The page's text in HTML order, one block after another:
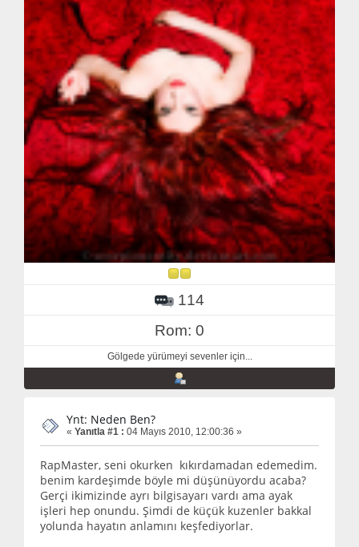
114
Rom: 0
Gölgede yürümeyi sevenler için...
Ynt: Neden Ben?
« Yanıtla #1 : 04 Mayıs 2010, 12:00:36 »
RapMaster, seni okurken kıkırdamadan edemedim.
benim kardeşimde böyle mi düşünüyordu acaba?
Gerçi ikimizinde ayrı bilgisayarı vardı ama ayak
işleri hep onundu. Şimdi de küçük kuzenler bakkal
yolunda hayatın anlamını keşfediyorlar.